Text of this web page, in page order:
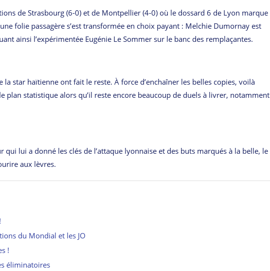
de Strasbourg (6-0) et de Montpellier (4-0) où le dossard 6 de Lyon marque
folie passagère s’est transformée en choix payant : Melchie Dumornay est
ainsi l’expérimentée Eugénie Le Sommer sur le banc des remplaçantes.
star haïtienne ont fait le reste. À force d’enchaîner les belles copies, voilà
plan statistique alors qu’il reste encore beaucoup de duels à livrer, notamment
lui a donné les clés de l’attaque lyonnaise et des buts marqués à la belle, le
aux lèvres.
du Mondial et les JO
!
éliminatoires